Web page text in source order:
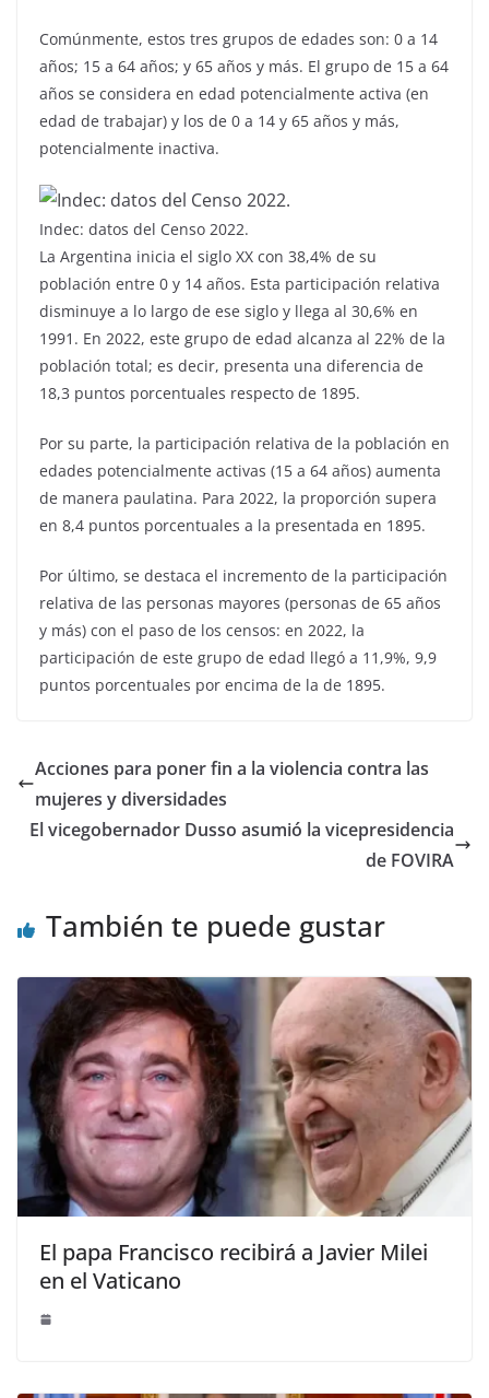
Comúnmente, estos tres grupos de edades son: 0 a 14
años; 15 a 64 años; y 65 años y más. El grupo de 15 a 64
años se considera en edad potencialmente activa (en
edad de trabajar) y los de 0 a 14 y 65 años y más,
potencialmente inactiva.
Indec: datos del Censo 2022.
La Argentina inicia el siglo XX con 38,4% de su
población entre 0 y 14 años. Esta participación relativa
disminuye a lo largo de ese siglo y llega al 30,6% en
1991. En 2022, este grupo de edad alcanza al 22% de la
población total; es decir, presenta una diferencia de
18,3 puntos porcentuales respecto de 1895.
Por su parte, la participación relativa de la población en
edades potencialmente activas (15 a 64 años) aumenta
de manera paulatina. Para 2022, la proporción supera
en 8,4 puntos porcentuales a la presentada en 1895.
Por último, se destaca el incremento de la participación
relativa de las personas mayores (personas de 65 años
y más) con el paso de los censos: en 2022, la
participación de este grupo de edad llegó a 11,9%, 9,9
puntos porcentuales por encima de la de 1895.
Acciones para poner fin a la violencia contra las
mujeres y diversidades
El vicegobernador Dusso asumió la vicepresidencia
de FOVIRA
También te puede gustar
El papa Francisco recibirá a Javier Milei
en el Vaticano